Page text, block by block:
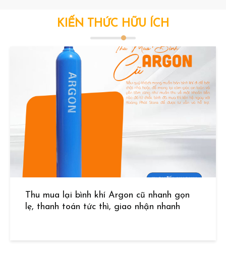
KIẾN THỨC HỮU ÍCH
Thu mua lại bình khí Argon cũ nhanh gọn
lẹ, thanh toán tức thì, giao nhận nhanh